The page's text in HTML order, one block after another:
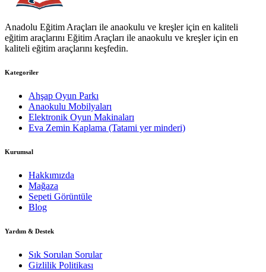
Anadolu Eğitim Araçları ile anaokulu ve kreşler için en kaliteli
eğitim araçlarını Eğitim Araçları ile anaokulu ve kreşler için en
kaliteli eğitim araçlarını keşfedin.
Kategoriler
Ahşap Oyun Parkı
Anaokulu Mobilyaları
Elektronik Oyun Makinaları
Eva Zemin Kaplama (Tatami yer minderi)
Kurumsal
Hakkımızda
Mağaza
Sepeti Görüntüle
Blog
Yardım & Destek
Sık Sorulan Sorular
Gizlilik Politikası